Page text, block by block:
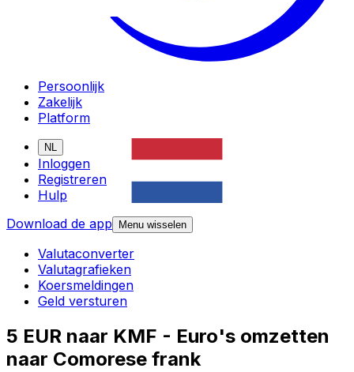
Persoonlijk
Zakelijk
Platform
NL
Inloggen
Registreren
Hulp
Download de app
Menu wisselen
Valutaconverter
Valutagrafieken
Koersmeldingen
Geld versturen
5 EUR naar KMF - Euro's omzetten
naar Comorese frank